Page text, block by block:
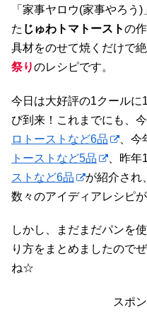
「家事ヤロウ(家事やろう
た じゅわトマトーストの
具材をのせて焼くだけで
祭りのレシピです。
今日は大好評の1クール
び到来！これまでにも、
ロトーストなど6品
、
トーストなど5品
、昨
ストなど6品
が紹介され
数々のアイディアレシピ
しかし、まだまだパンを
り方をまとめましたので
ね☆
スポ